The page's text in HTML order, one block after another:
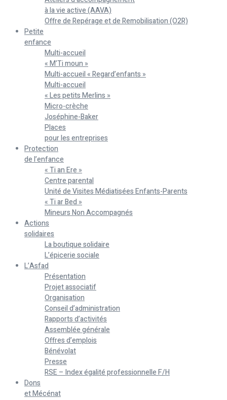
à la vie active (AAVA)
Offre de Repérage et de Remobilisation (O2R)
Petite
enfance
Multi-accueil
« M’Ti moun »
Multi-accueil « Regard’enfants »
Multi-accueil
« Les petits Merlins »
Micro-crèche
Joséphine-Baker
Places
pour les entreprises
Protection
de l’enfance
« Ti an Ere »
Centre parental
Unité de Visites Médiatisées Enfants-Parents
« Ti ar Bed »
Mineurs Non Accompagnés
Actions
solidaires
La boutique solidaire
L’épicerie sociale
L’Asfad
Présentation
Projet associatif
Organisation
Conseil d’administration
Rapports d’activités
Assemblée générale
Offres d’emplois
Bénévolat
Presse
RSE – Index égalité professionnelle F/H
Dons
et Mécénat